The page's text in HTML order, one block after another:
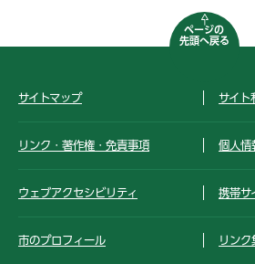
ページの
先頭へ戻る
サイトマップ サイト
リンク・著作権・免責事項 個人情
ウェブアクセシビリティ 携帯サ
市のプロフィール リンク